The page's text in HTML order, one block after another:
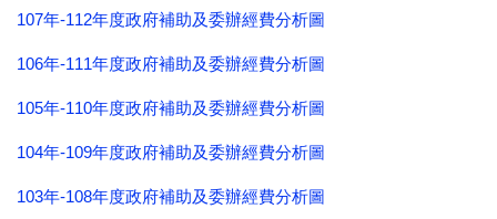
107年-112年度政府補助及委辦經費分析圖
106年-111年度政府補助及委辦經費分析圖
105年-110年度政府補助及委辦經費分析圖
104年-109年度政府補助及委辦經費分析圖
103年-108年度政府補助及委辦經費分析圖